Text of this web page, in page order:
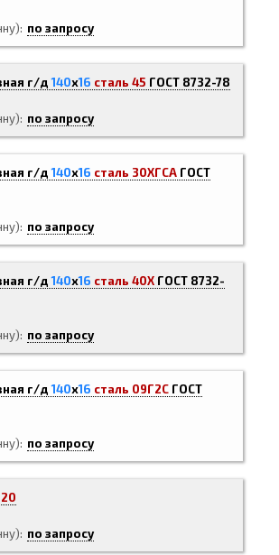
по запросу
г/д140х16 сталь 45 ГОСТ 8732-78
по запросу
г/д140х16 сталь 30ХГСА ГОСТ
по запросу
г/д140х16 сталь 40Х ГОСТ 8732-
по запросу
г/д140х16 сталь 09Г2С ГОСТ
по запросу
по запросу